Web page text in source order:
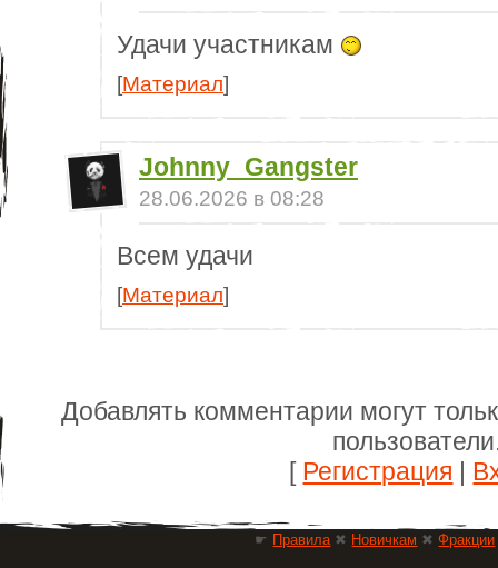
Удачи участникам
[Материал]
Johnny_Gangster
28.06.2026 в 08:28
Всем удачи
[Материал]
Добавлять комментарии могут
[ Регистрация |
☛ Правила ✖ Новичкам ✖Фракции